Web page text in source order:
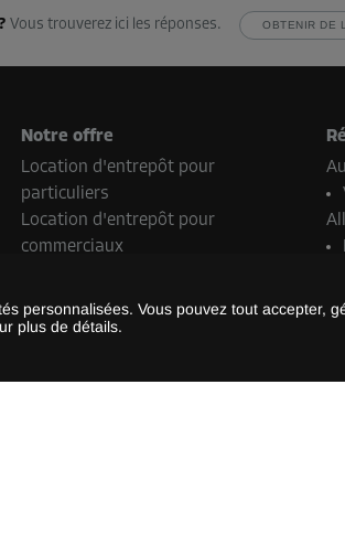
personnalisées. Vous pouvez tout accepter,
plus de détails.
Vous trouverez ici les réponses. OBTENIR DE
Notre offre
Location d'entrepôt pour
particuliers
Location d'entrepôt pour
commerciaux
Real Estate Contact